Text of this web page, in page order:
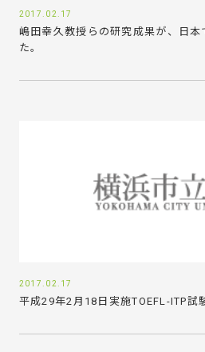
2017.02.17
嶋田幸久教授らの研究成果が、日本
た。
2017.02.17
平成29年2月18日実施TOEFL-ITP試